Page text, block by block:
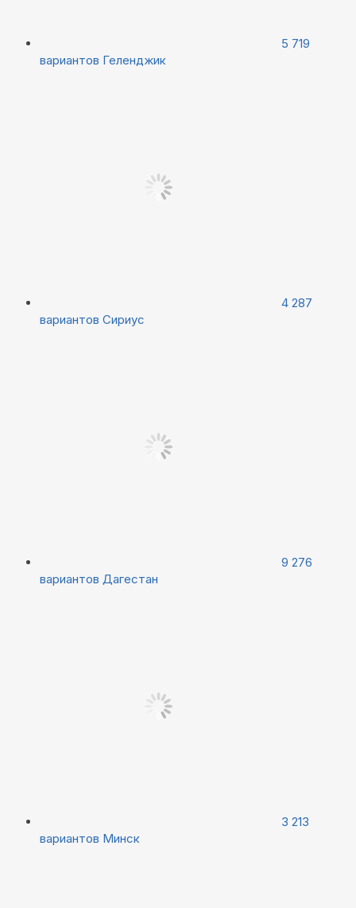
5 719
вариантов Геленджик
4 287
вариантов Сириус
9 276
вариантов Дагестан
3 213
вариантов Минск